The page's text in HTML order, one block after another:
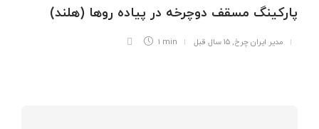
پارکینگ مسقف دوچرخه در پیاده روها (هلند)
مدیر ایران چرخ, ۱۵ سال قبل 1 min